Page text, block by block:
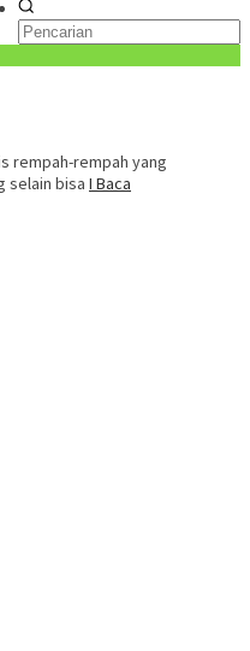
rempah-rempah yang
selain bisa I Baca